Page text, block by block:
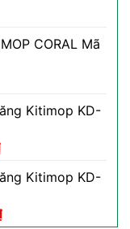
₫.
CORAL Mã
₫.
Kitimop KD-
Giá
tại
2.650.000 ₫.
Kitimop KD-
Giá